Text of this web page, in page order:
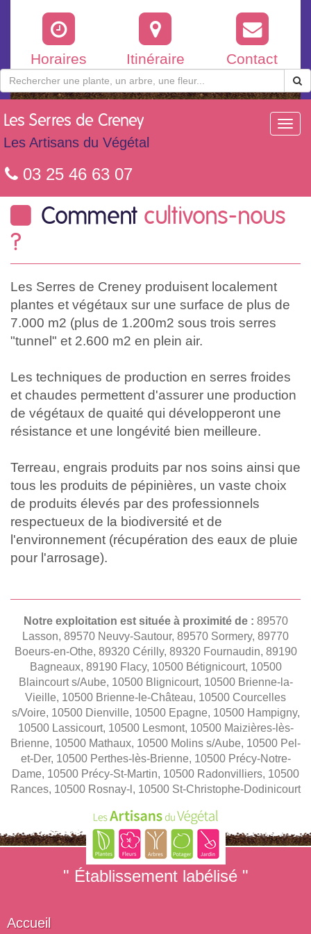
Horaires Itinéraire Contact
Les Serres de Creney
Les Artisans du Végétal
03 25 46 63 07
Comment cultivons-nous
?
Les Serres de Creney produisent localement
plantes et végétaux sur une surface de plus de
7.000 m2 (plus de 1.200m2 sous trois serres
"tunnel" et 2.600 m2 en plein air.
Les techniques de production en serres froides
et chaudes permettent d'assurer une production
de végétaux de quaité qui développeront une
résistance et une longévité bien meilleure.
Terreau, engrais produits par nos soins ainsi que
tous les produits de pépinières, un vaste choix
de produits élevés par des professionnels
respectueux de la biodiversité et de
l'environnement (récupération des eaux de pluie
pour l'arrosage).
Notre exploitation est située à proximité de : 89570
Lasson, 89570 Neuvy-Sautour, 89570 Sormery, 89770
Boeurs-en-Othe, 89320 Cérilly, 89320 Fournaudin, 89190
Bagneaux, 89190 Flacy, 10500 Bétignicourt, 10500
Blaincourt s/Aube, 10500 Blignicourt, 10500 Brienne-la-
Vieille, 10500 Brienne-le-Château, 10500 Courcelles
s/Voire, 10500 Dienville, 10500 Epagne, 10500 Hampigny,
10500 Lassicourt, 10500 Lesmont, 10500 Maizières-lès-
Brienne, 10500 Mathaux, 10500 Molins s/Aube, 10500 Pel-
et-Der, 10500 Perthes-lès-Brienne, 10500 Précy-Notre-
Dame, 10500 Précy-St-Martin, 10500 Radonvilliers, 10500
Rances, 10500 Rosnay-l, 10500 St-Christophe-Dodinicourt
" Établissement labélisé "
Accueil